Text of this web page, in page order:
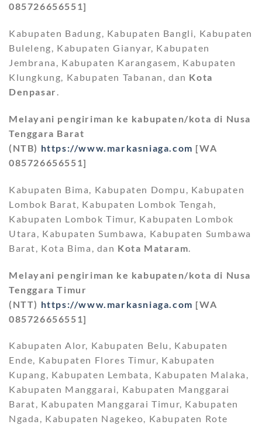
085726656551]
Kabupaten Badung, Kabupaten Bangli, Kabupaten
Buleleng, Kabupaten Gianyar, Kabupaten
Jembrana, Kabupaten Karangasem, Kabupaten
Klungkung, Kabupaten Tabanan, dan Kota
Denpasar .
Melayani pengiriman ke kabupaten/kota di Nusa
Tenggara Barat
(NTB) https://www.markasniaga.com [WA
085726656551]
Kabupaten Bima, Kabupaten Dompu, Kabupaten
Lombok Barat, Kabupaten Lombok Tengah,
Kabupaten Lombok Timur, Kabupaten Lombok
Utara, Kabupaten Sumbawa, Kabupaten Sumbawa
Barat, Kota Bima, dan Kota Mataram
Melayani pengiriman ke kabupaten/kota di Nusa
Tenggara Timur
(NTT) https://www.markasniaga.com [WA
085726656551]
Kabupaten Alor, Kabupaten Belu, Kabupaten
Ende, Kabupaten Flores Timur, Kabupaten
Kupang, Kabupaten Lembata, Kabupaten Malaka,
Kabupaten Manggarai, Kabupaten Manggarai
Barat, Kabupaten Manggarai Timur, Kabupaten
Ngada, Kabupaten Nagekeo, Kabupaten Rote